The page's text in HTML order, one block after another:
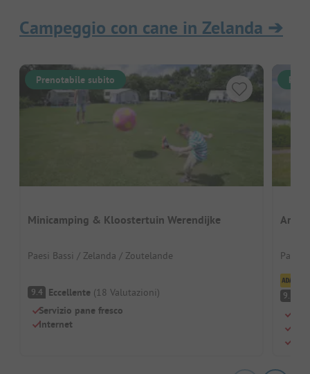
Campeggio con cane in Zelanda ➔
Prenotabile subito
Minicamping & Kloostertuin Werendijke
Paesi Bassi / Zelanda / Zoutelande
9.4 Eccellente (18 Valutazioni)
Servizio pane fresco
Internet
Paesi
9.2